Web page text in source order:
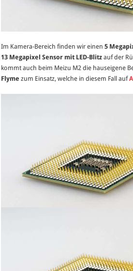
Im Kamera-Bereich finden wir einen5
13 Megapixel Sensor mit LED-Blitz auf der
kommt auch beim Meizu M2 die hauseigene
Flyme zum Einsatz, welche in diesem Fall auf